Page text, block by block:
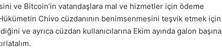
ve Bitcoin’in vatandaşlara mal ve hizmetler için ödeme
Hükümetin Chivo cüzdanının benimsenmesini teşvik etmek için
ve ayrıca cüzdan kullanıcılarına Ekim ayında galon başına